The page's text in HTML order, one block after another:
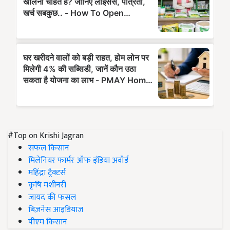
#Top on Krishi Jagran
सफल किसान
मिलेनियर फार्मर ऑफ इंडिया अवॉर्ड
महिंद्रा ट्रैक्टर्स
कृषि मशीनरी
जायद की फसल
बिज़नेस आइडियाज
पीएम किसान